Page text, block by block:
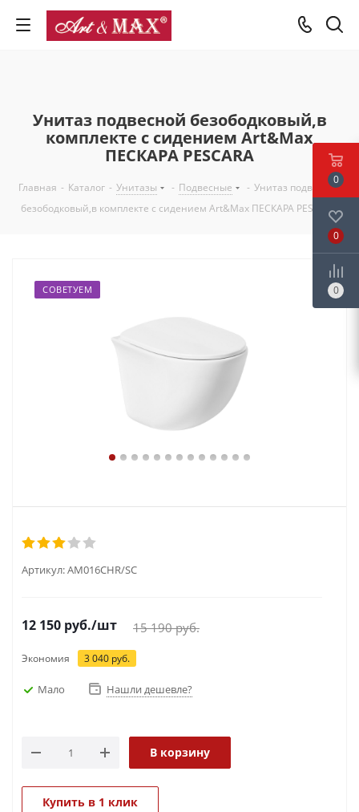
Унитаз подвесной безободковый,в
комплекте с сидением Art&Max
ПЕСКАРА PESCARA
Главная - Каталог - Унитазы - Подвесные - Унитаз подвесной
безободковый,в комплекте с сидением Art&Max ПЕСКАРА PESCARA
СОВЕТУЕМ
Артикул:AM016CHR/SC
12 150 руб./шт 15 190руб.
Экономия 3 040 руб.
Мало Нашли дешевле?
В корзину
Купить в 1 клик
0
0
0